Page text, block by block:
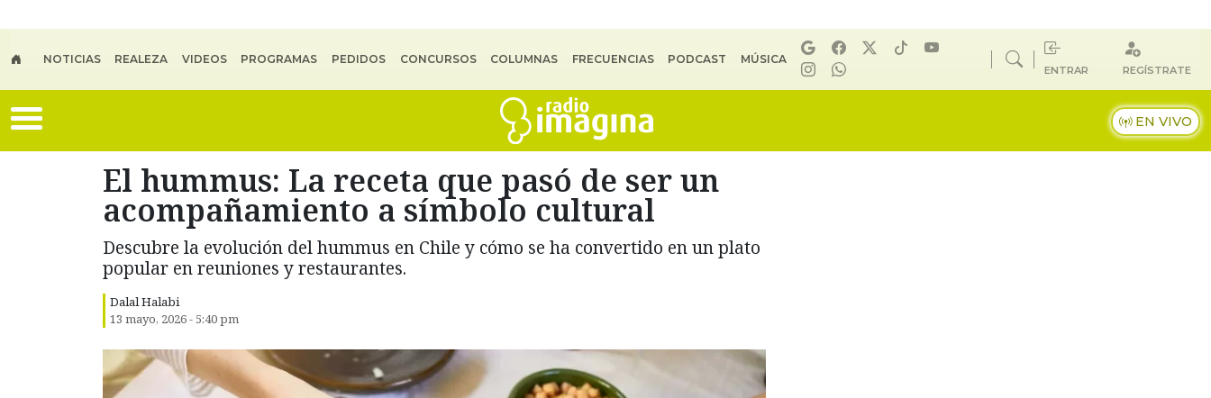
NOTICIAS REALEZA VIDEOS PROGRAMAS PEDIDOS CONCURSOS COLUMNAS FRECUENCIAS PODCAST MÚSICA
ENTRAR REGÍSTRATE
EN VIVO
El hummus: La receta que pasó de ser un
acompañamiento a símbolo cultural
Descubre la evolución del hummus en Chile y cómo se ha convertido en un plato
popular en reuniones y restaurantes.
Dalal Halabi
13 mayo, 2026 - 5:40 pm